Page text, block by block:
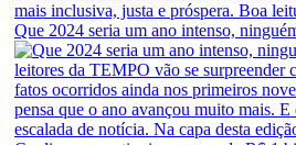
Que 2024 seria um ano intenso,